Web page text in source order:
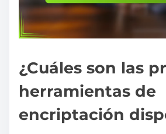
¿Cuáles son las
herramientas de
encriptación